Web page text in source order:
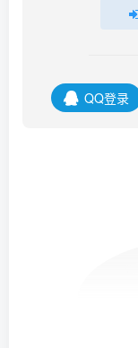
QQ登录